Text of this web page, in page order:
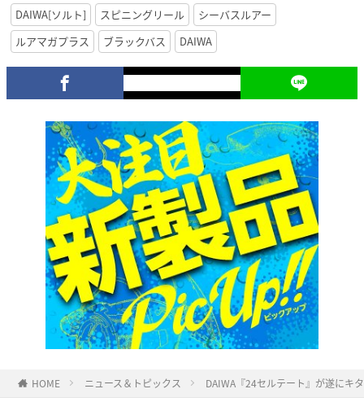
DAIWA[ソルト]
スピニングリール
シーバスルアー
ルアマガプラス
ブラックバス DAIWA
HOME ニュース＆トピックス DAIWA『24セルテート』が遂にキ